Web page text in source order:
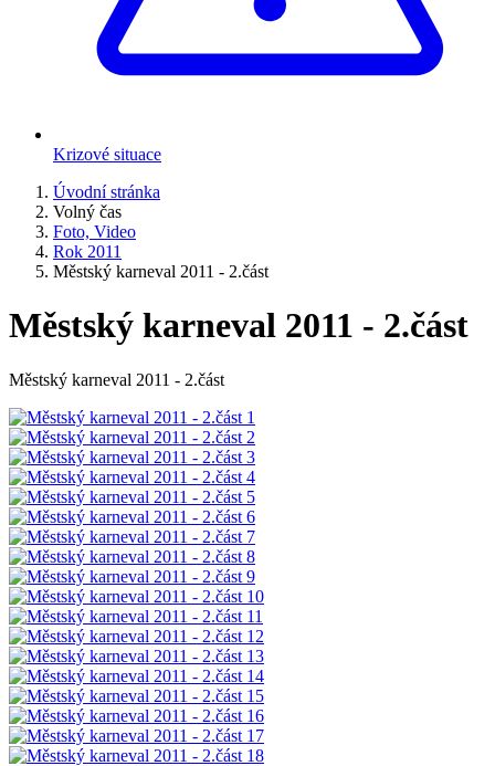
Krizové situace
Úvodní stránka
Volný čas
Foto, Video
Rok 2011
Městský karneval 2011 - 2.část
Městský karneval 2011 - 2.část
Městský karneval 2011 - 2.část